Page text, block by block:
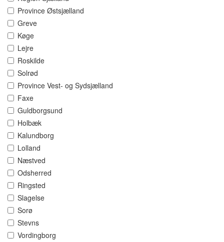
Province Østsjælland
Greve
Køge
Lejre
Roskilde
Solrød
Province Vest- og Sydsjælland
Faxe
Guldborgsund
Holbæk
Kalundborg
Lolland
Næstved
Odsherred
Ringsted
Slagelse
Sorø
Stevns
Vordingborg